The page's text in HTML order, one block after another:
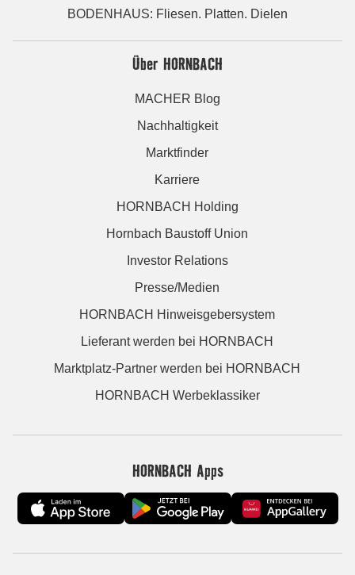
BODENHAUS: Fliesen. Platten. Dielen
Über HORNBACH
MACHER Blog
Nachhaltigkeit
Marktfinder
Karriere
HORNBACH Holding
Hornbach Baustoff Union
Investor Relations
Presse/Medien
HORNBACH Hinweisgebersystem
Lieferant werden bei HORNBACH
Marktplatz-Partner werden bei HORNBACH
HORNBACH Werbeklassiker
HORNBACH Apps